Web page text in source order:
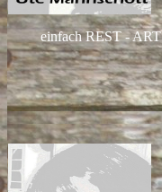
einfach REST - ART